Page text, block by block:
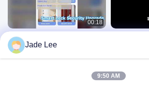
00:18
स्मार्ट डोर लॉक आपके घर और व्यवसाय को
सुरक्षित करता है
Smart Door Lock
Jade Lee
9:50 AM